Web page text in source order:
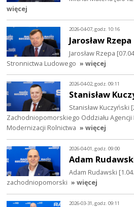
więcej
2026-04-07, godz. 10:16
Jarosław Rzepa
Jarosław Rzepa
Stronnictwa Ludowego » więcej
2026-04-02, godz. 09:11
Stanisław
Stanisław Kuczyński
Zachodniopomorskiego Oddziału
Modernizacji Rolnictwa » więcej
2026-04-01, godz. 09:00
Adam
Adam Rudawski
zachodniopomorski » więcej
2026-03-31, godz. 09:11